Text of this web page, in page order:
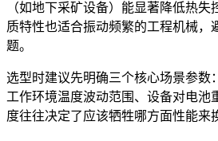
（如地下采矿设备）能显著降低热
质特性也适合振动频繁的工程机械，
题。
选型时建议先明确三个核心场景参数
工作环境温度波动范围、设备对电池
度往往决定了应该牺牲哪方面性能来